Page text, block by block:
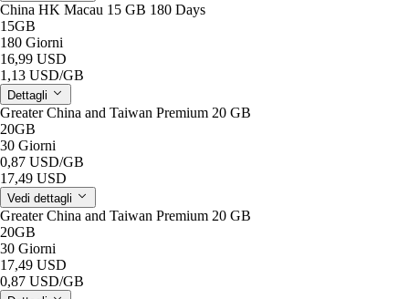
China HK Macau 15 GB 180 Days
15GB
180 Giorni
16,99 USD
1,13 USD/GB
Dettagli
Greater China and Taiwan Premium 20 GB
20GB
30 Giorni
0,87 USD/GB
17,49 USD
Vedi dettagli
Greater China and Taiwan Premium 20 GB
20GB
30 Giorni
17,49 USD
0,87 USD/GB